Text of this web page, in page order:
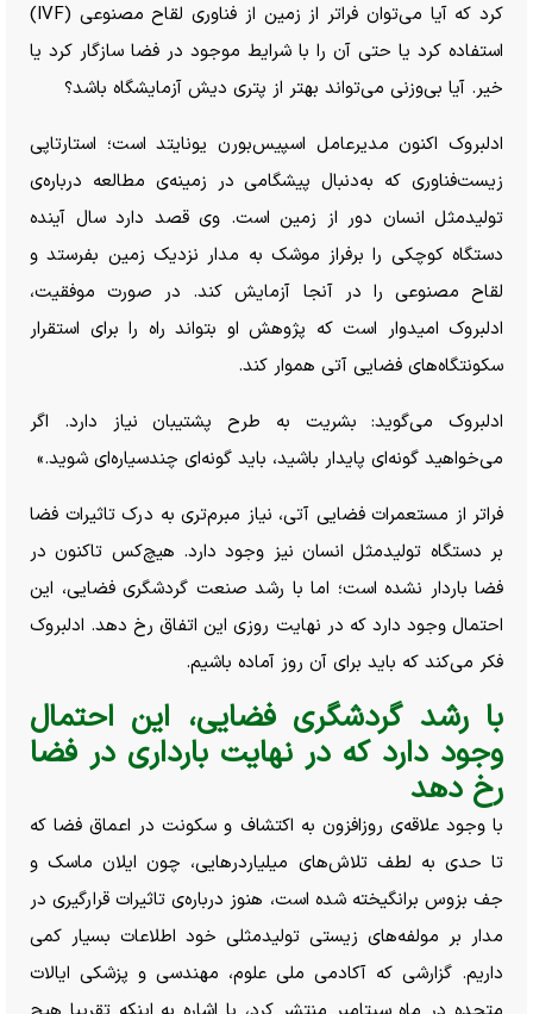
کرد که آیا می‌توان فراتر از زمین از فناوری لقاح مصنوعی (IVF)
استفاده کرد یا حتی آن را با شرایط موجود در فضا سازگار کرد یا
خیر. آیا بی‌وزنی می‌تواند بهتر از پتری دیش آزمایشگاه باشد؟
ادلبروک اکنون مدیرعامل اسپیس‌بورن یونایتد است؛ استارتاپی
زیست‌فناوری که به‌دنبال پیشگامی در زمینه‌ی مطالعه درباره‌ی
تولیدمثل انسان دور از زمین است. وی قصد دارد سال آینده
دستگاه کوچکی را برفراز موشک به مدار نزدیک زمین بفرستد و
لقاح مصنوعی را در آنجا آزمایش کند. در صورت موفقیت،
ادلبروک امیدوار است که پژوهش او بتواند راه را برای استقرار
سکونتگاه‌های فضایی آتی هموار کند.
ادلبروک می‌گوید: بشریت به طرح پشتیبان نیاز دارد. اگر
می‌خواهید گونه‌ای پایدار باشید، باید گونه‌ای چندسیاره‌ای شوید.»
فراتر از مستعمرات فضایی آتی، نیاز مبرم‌تری به درک تاثیرات فضا
بر دستگاه تولیدمثل انسان نیز وجود دارد. هیچ‌کس تاکنون در
فضا باردار نشده است؛ اما با رشد صنعت گردشگری فضایی، این
احتمال وجود دارد که در نهایت روزی این اتفاق رخ دهد. ادلبروک
فکر می‌کند که باید برای آن روز آماده باشیم.
با رشد گردشگری فضایی، این احتمال
وجود دارد که در نهایت بارداری در فضا
رخ دهد
با وجود علاقه‌ی روزافزون به اکتشاف و سکونت در اعماق فضا که
تا حدی به لطف تلاش‌های میلیاردرهایی، چون ایلان ماسک و
جف بزوس برانگیخته شده است، هنوز درباره‌ی تاثیرات قرارگیری در
مدار بر مولفه‌های زیستی تولیدمثلی خود اطلاعات بسیار کمی
داریم. گزارشی که آکادمی ملی علوم، مهندسی و پزشکی ایالات